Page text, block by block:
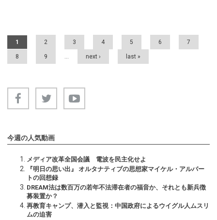
Pages
1 2 3 4 5 6 7
8 9 … next › last »
今週の人気動画
メディア改革全国会議 電波を民主化せよ
『明日の思い出』 オルタナティブの思想家マイケル・アルバー
トの回想録
DREAM法は数百万の若年不法滞在者の福音か、それとも新兵徴
募装置か？
再教育キャンプ、潜入と監視：中国政府によるウイグル人ムスリ
ムの迫害